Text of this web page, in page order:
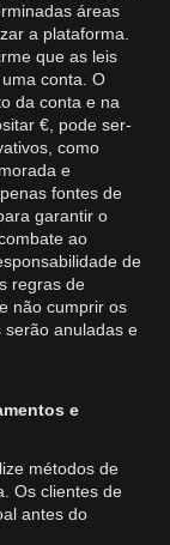
áreas
a plataforma.
que as leis
conta. O
da conta e na
€, pode ser-
como
e
fontes de
garantir o
ao
de
regras de
não cumprir os
serão anuladas e
e
métodos de
Os clientes de
antes do